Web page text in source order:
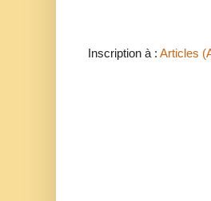
Inscription à : Articles